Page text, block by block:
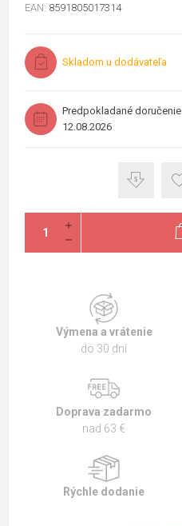
EAN: 8591805017314
Skladom u dodávateľa
Predpokladané doručenie
12.08.2026
Výmena a vrátenie
do 30 dní
Doprava zadarmo
nad 63 €
Rýchle dodanie